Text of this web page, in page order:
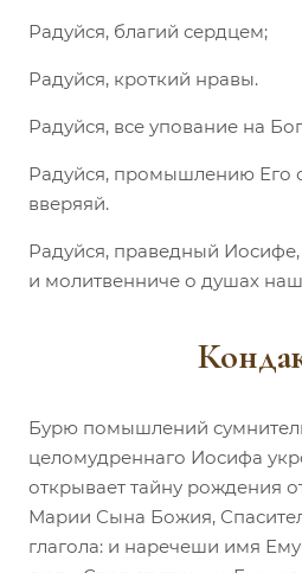
Радуйся, благий сердцем;
Радуйся, кроткий нравы.
Радуйся, все упование на
Радуйся, промышлению Его
вверяяй.
Радуйся, праведный
и молитвенниче о душах
Бурю помышлений
целомудреннаго Иосифа
открывает тайну рождения
Марии Сына Божия,
глагола: и наречеши имя